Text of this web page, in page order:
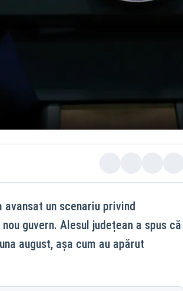
un scenariu privind
guvern. Alesul județean a spus că
august, așa cum au apărut